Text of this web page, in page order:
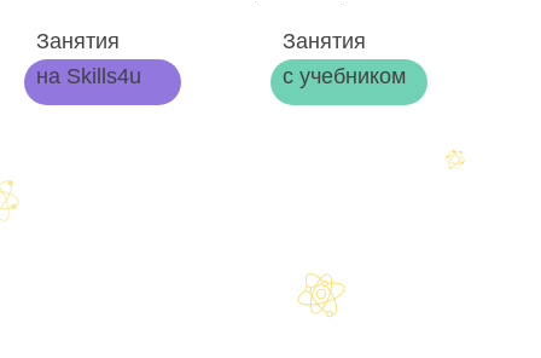
Занятия
на Skills4u
Занятия
с учебником